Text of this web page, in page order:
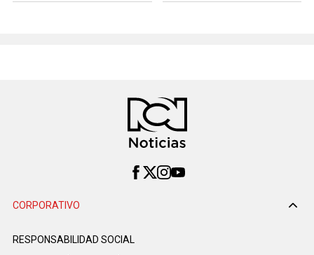
CORPORATIVO
RESPONSABILIDAD SOCIAL